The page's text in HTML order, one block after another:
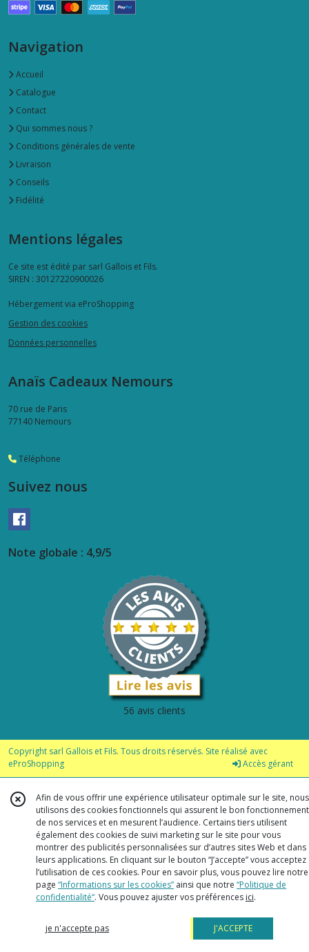
Recharge
(3)
Afficher
les
résultats
Navigation
Accueil
Catalogue
Contact
Qui sommes nous ?
Conditions générales de vente
Livraison
Conseils
Fidélité
Mentions légales
Ce site est édité par sarl Gallois et Fils.
SIREN : 30127220900026
Hébergement via eProShopping
Gestion des cookies
Données personnelles
Anaïs Cadeaux Nemours
70 rue de Paris
77140 Nemours
Téléphone
Suivez nous
Note globale : 4,9/5
56 avis clients
Copyright sarl Gallois et Fils. Tous droits réservés. Site réalisé avec
eProShopping
Accès gérant
Afin de vous offrir une expérience utilisateur optimale sur le site, nous
utilisons des cookies fonctionnels qui assurent le bon fonctionnement
de nos services et en mesurent l’audience. Certains tiers utilisent
également des cookies de suivi marketing sur le site pour vous
montrer des publicités personnalisées sur d’autres sites Web et dans
leurs applications. En cliquant sur le bouton “J’accepte” vous acceptez
l’utilisation de ces cookies. Pour en savoir plus, vous pouvez lire notre
page “Informations sur les cookies” ainsi que notre “Politique de
confidentialité“. Vous pouvez ajuster vos préférences ici.
je n'accepte pas J'ACCEPTE